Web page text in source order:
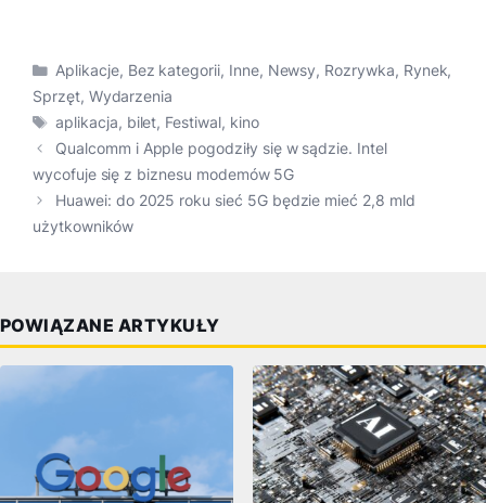
Kategorie
Aplikacje, Bez kategorii, Inne, Newsy, Rozrywka, Rynek,
Sprzęt, Wydarzenia
Tagi
aplikacja, bilet, Festiwal, kino
Qualcomm i Apple pogodziły się w sądzie. Intel
wycofuje się z biznesu modemów 5G
Huawei: do 2025 roku sieć 5G będzie mieć 2,8 mld
użytkowników
POWIĄZANE ARTYKUŁY